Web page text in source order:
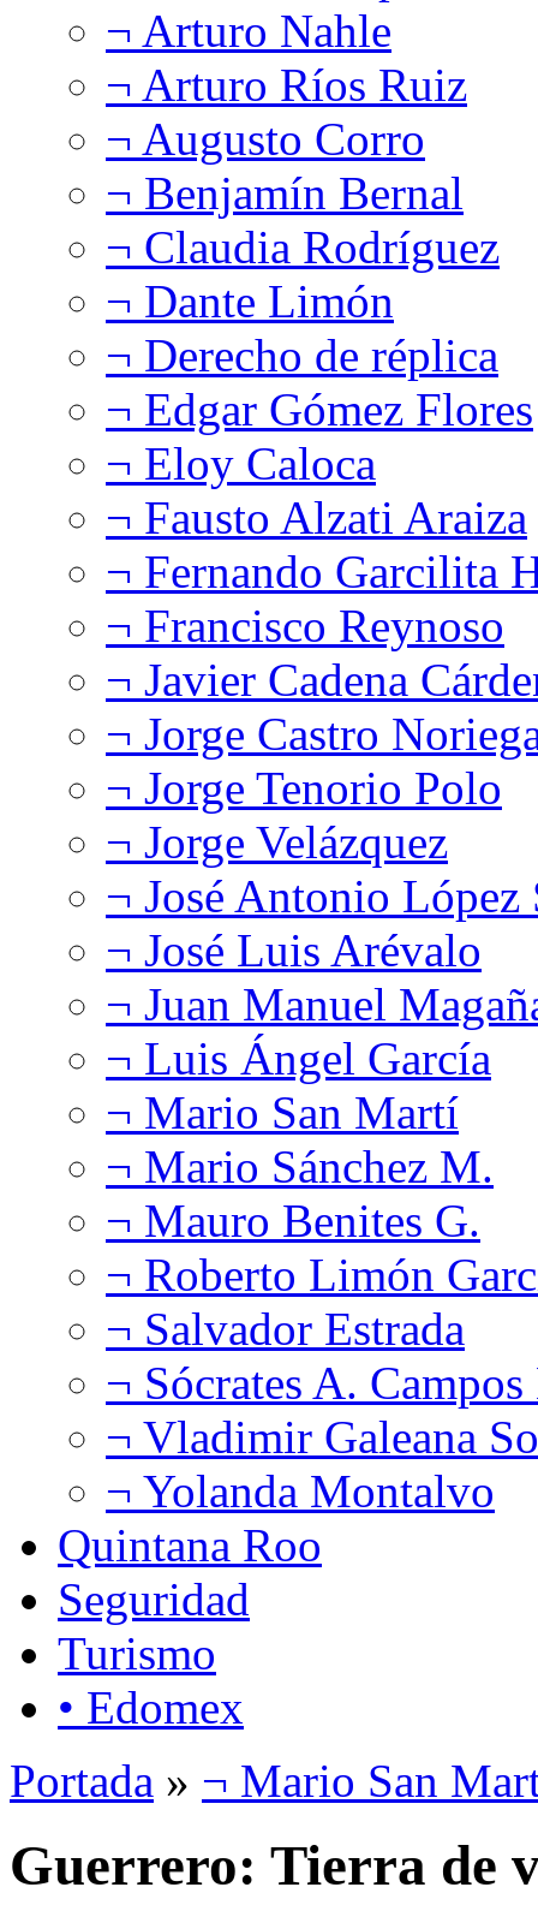
¬ Arturo Nahle
¬ Arturo Ríos Ruiz
¬ Augusto Corro
¬ Benjamín Bernal
¬ Claudia Rodríguez
¬ Dante Limón
¬ Derecho de réplica
¬ Edgar Gómez Flores
¬ Eloy Caloca
¬ Fausto Alzati Araiza
¬ Fernando Garcilita
¬ Francisco Reynoso
¬ Javier Cadena
¬ Jorge Castro
¬ Jorge Tenorio Polo
¬ Jorge Velázquez
¬ José Antonio López
¬ José Luis Arévalo
¬ Juan Manuel
¬ Luis Ángel García
¬ Mario San Martí
¬ Mario Sánchez M.
¬ Mauro Benites G.
¬ Roberto Limón
¬ Salvador Estrada
¬ Sócrates A.
¬ Vladimir Galeana
¬ Yolanda Montalvo
Quintana Roo
Seguridad
Turismo
• Edomex
Portada » ¬ Mario San
Guerrero: Tierra de